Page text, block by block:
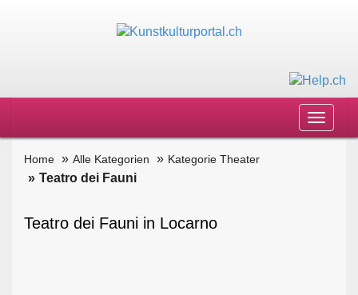
Toggle
Home Alle Kategorien Kategorie Theater
Teatro dei Fauni
Teatro dei Fauni in Locarno